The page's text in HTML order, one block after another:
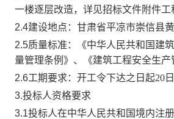
一楼逐层改造， 详见招标文件附件工
2.4建设地点：甘肃省平凉市崇信县
2.5质量标准：《中华人民共和国建
量管理条例》、《建筑工程安全生
2.6工期要求：开工令下达之日起20
3.投标人资格要求
3.1投标人在中华人民共和国境内注